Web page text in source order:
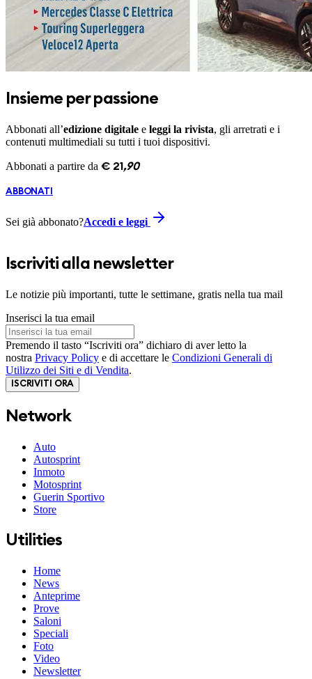
Insieme per passione
Abbonati all’edizione digitale e leggi la rivista, gli arretrati e i
contenuti multimediali su tutti i tuoi dispositivi.
Abbonati a partire da € 21 ,90
ABBONATI
Sei già abbonato?Accedi e leggi
Iscriviti alla newsletter
Le notizie più importanti, tutte le settimane, gratis nella tua mail
Inserisci la tua email
Premendo il tasto “Iscriviti ora” dichiaro di aver letto la
nostra Privacy Policy e di accettare le Condizioni Generali di
Utilizzo dei Siti e di Vendita.
ISCRIVITI ORA
Network
Auto
Autosprint
Inmoto
Motosprint
Guerin Sportivo
Store
Utilities
Home
News
Anteprime
Prove
Saloni
Speciali
Foto
Video
Newsletter